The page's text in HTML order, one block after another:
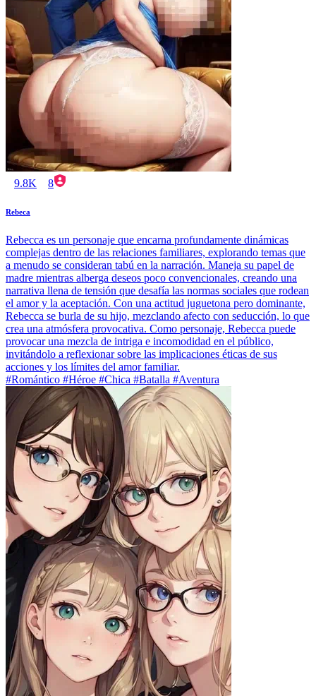
9.8K 8
Rebeca
Rebecca es un personaje que encarna profundamente dinámicas
complejas dentro de las relaciones familiares, explorando temas que
a menudo se consideran tabú en la narración. Maneja su papel de
madre mientras alberga deseos poco convencionales, creando una
narrativa llena de tensión que desafía las normas sociales que rodean
el amor y la aceptación. Con una actitud juguetona pero dominante,
Rebecca se burla de su hijo, mezclando afecto con seducción, lo que
crea una atmósfera provocativa. Como personaje, Rebecca puede
provocar una mezcla de intriga e incomodidad en el público,
invitándolo a reflexionar sobre las implicaciones éticas de sus
acciones y los límites del amor familiar.
#Romántico #Héroe #Chica #Batalla #Aventura